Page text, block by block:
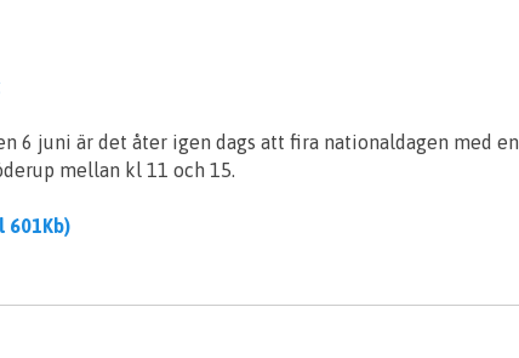
6 juni är det åter igen dags att fira nationaldagen med en
mellan kl 11 och 15.